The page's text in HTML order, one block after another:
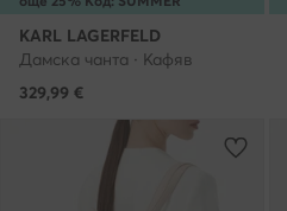
KARL LAGERFELD
Дамска чанта · Кафяв
329,99 €